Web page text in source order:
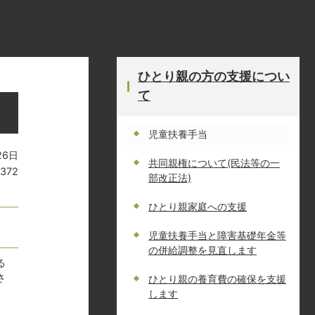
日
ひとり親の方の支援につい
て
児童扶養手当
共同親権について(民法等の一
部改正法)
ひとり親家庭への支援
児童扶養手当と障害基礎年金等
の併給調整を見直します
ひとり親の養育費の確保を支援
します